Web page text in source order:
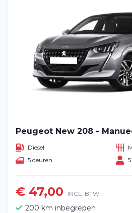
Peugeot New 208 -
Diesel
5 deuren
€ 47,00 INCL. BTW
200 km inbegrepen